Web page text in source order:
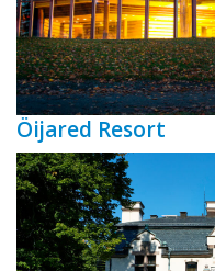
Öijared Resort